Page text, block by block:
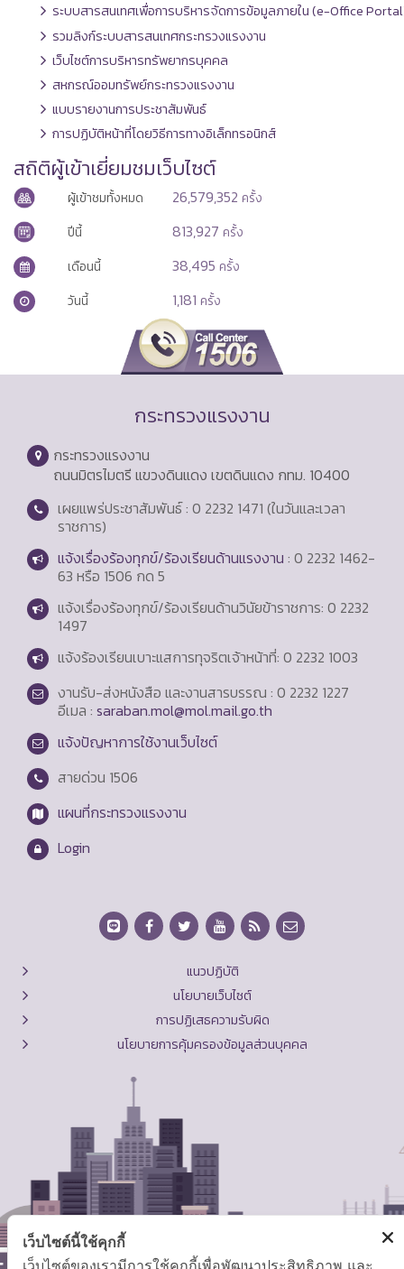
ระบบสารสนเทศเพื่อการบริหารจัดการข้อมูลภายใน (e-Office
รวมลิงก์ระบบสารสนเทศกระทรวงแรงงาน
เว็บไซต์การบริหารทรัพยากรบุคคล
สหกรณ์ออมทรัพย์กระทรวงแรงงาน
แบบรายงานการประชาสัมพันธ์
การปฏิบัติหน้าที่โดยวิธีการทางอิเล็กทรอนิกส์
สถิติผู้เข้าเยี่ยมชมเว็บไซต์
ผู้เข้าชมทั้งหมด 26,579,352 ครั้ง
ปีนี้
813,927 ครั้ง
เดือนนี้
38,495 ครั้ง
วันนี้
1,181 ครั้ง
กระทรวงแรงงาน
กระทรวงแรงงาน
ถนนมิตรไมตรี แขวงดินแดง เขตดินแดง กทม. 10400
เผยแพร่ประชาสัมพันธ์ : 0 2232 1471 (ในวันและเวลา
ราชการ)
แจ้งเรื่องร้องทุกข์/ร้องเรียนด้านแรงงาน : 0 2232 1462-
63 หรือ 1506 กด 5
แจ้งเรื่องร้องทุกข์/ร้องเรียนด้านวินัยข้าราชการ: 0 2232
1497
แจ้งร้องเรียนเบาะแสการทุจริตเจ้าหน้าที่: 0 2232 1003
งานรับ-ส่งหนังสือ และงานสารบรรณ : 0 2232 1227
อีเมล : saraban.mol@mol.mail.go.th
แจ้งปัญหาการใช้งานเว็บไซต์
สายด่วน 1506
แผนที่กระทรวงแรงงาน
Login
แนวปฏิบัติ
นโยบายเว็บไซต์
การปฏิเสธความรับผิด
นโยบายการคุ้มครองข้อมูลส่วนบุคคล
เว็บไซต์นี้ใช้คุกกี้
เว็บไซต์ของเรามีการใช้คุกกี้เพื่อพัฒนาประสิทธิภาพ และ